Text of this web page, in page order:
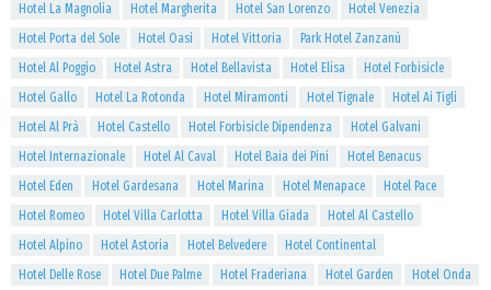
Hotel La Magnolia
Hotel Margherita Hotel San Lorenzo
Hotel Venezia
Hotel Porta del Sole
Hotel Oasi Hotel Vittoria
Park Hotel Zanzanù
Hotel Al Poggio
Hotel Astra Hotel Bellavista Hotel Elisa
Hotel Forbisicle
Hotel Gallo
Hotel La Rotonda Hotel Miramonti Hotel Tignale
Hotel Ai Tigli
Hotel Al Prà
Hotel Castello Hotel Forbisicle Dipendenza
Hotel Galvani
Hotel Internazionale
Hotel Al Caval Hotel Baia dei Pini
Hotel Benacus
Hotel Eden
Hotel Gardesana Hotel Marina Hotel Menapace
Hotel Pace
Hotel Romeo
Hotel Villa Carlotta Hotel Villa Giada
Hotel Al Castello
Hotel Alpino
Hotel Astoria Hotel Belvedere
Hotel Continental
Hotel Delle Rose
Hotel Due Palme Hotel Fraderiana Hotel Garden
Hotel Onda